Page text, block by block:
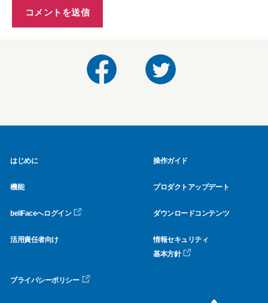
はじめに 操作ガイド
機能 プロダクトアップデート
bellFaceへログイン ダウンロードコンテンツ
活用責任者向け
情報セキュリティ
基本方針
プライバシーポリシー